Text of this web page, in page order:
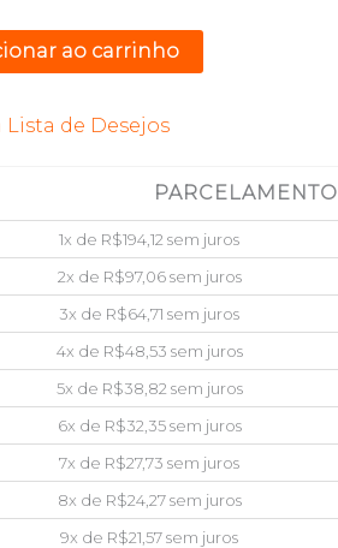
ao carrinho
Lista de Desejos
PARCELAMENTO
1x de R$194,12 sem juros
2x de R$97,06sem juros
3x de R$64,71 sem juros
4x de R$48,53 sem juros
5x de R$38,82 sem juros
6x de R$32,35sem juros
7x de R$27,73 sem juros
8x de R$24,27sem juros
9x de R$21,57sem juros